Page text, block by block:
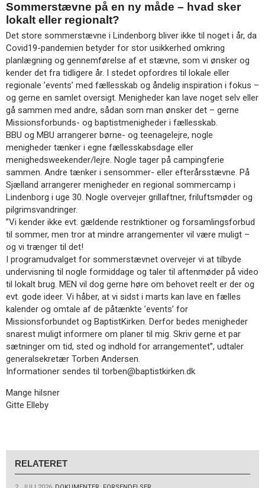
Sommerstævne på en ny måde – hvad sker
lokalt eller regionalt?
Det store sommerstævne i Lindenborg bliver ikke til noget i år, da
Covid19-pandemien betyder for stor usikkerhed omkring
planlægning og gennemførelse af et stævne, som vi ønsker og
kender det fra tidligere år. I stedet opfordres til lokale eller
regionale ’events’ med fællesskab og åndelig inspiration i fokus –
og gerne en samlet oversigt. Menigheder kan lave noget selv eller
gå sammen med andre, sådan som man ønsker det – gerne
Missionsforbunds- og baptistmenigheder i fællesskab.
BBU og MBU arrangerer børne- og teenagelejre, nogle
menigheder tænker i egne fællesskabsdage eller
menighedsweekender/lejre. Nogle tager på campingferie
sammen. Andre tænker i sensommer- eller efterårsstævne. På
Sjælland arrangerer menigheder en regional sommercamp i
Lindenborg i uge 30. Nogle overvejer grillaftner, friluftsmøder og
pilgrimsvandringer.
”Vi kender ikke evt. gældende restriktioner og forsamlingsforbud
til sommer, men tror at mindre arrangementer vil være muligt –
og vi trænger til det!
I programudvalget for sommerstævnet overvejer vi at tilbyde
undervisning til nogle formiddage og taler til aftenmøder på video
til lokalt brug. MEN vil dog gerne høre om behovet reelt er der og
evt. gode ideer. Vi håber, at vi sidst i marts kan lave en fælles
kalender og omtale af de påtænkte ’events’ for
Missionsforbundet og BaptistKirken. Derfor bedes menigheder
snarest muligt informere om planer til mig. Skriv gerne et par
sætninger om tid, sted og indhold for arrangementet”, udtaler
generalsekretær Torben Andersen.
Informationer sendes til torben@baptistkirken.dk
Mange hilsner
Gitte Elleby
RELATERET